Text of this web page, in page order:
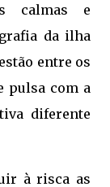
calmas e
da ilha
entre os
pulsa com a
diferente
à risca as